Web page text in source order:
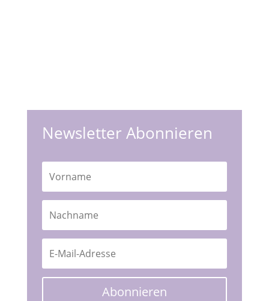
Newsletter Abonnieren
Abonnieren